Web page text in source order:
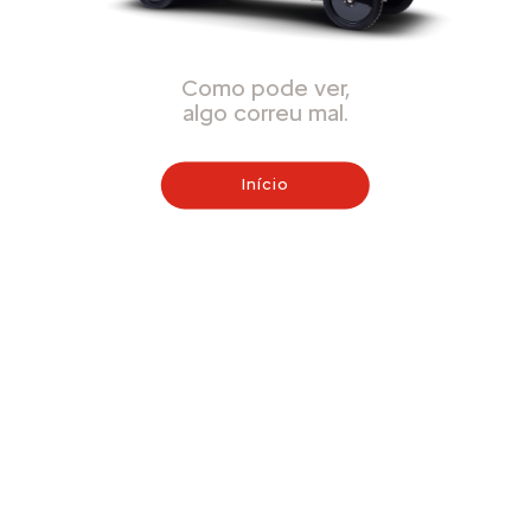
Como pode ver,
algo correu mal.
Início